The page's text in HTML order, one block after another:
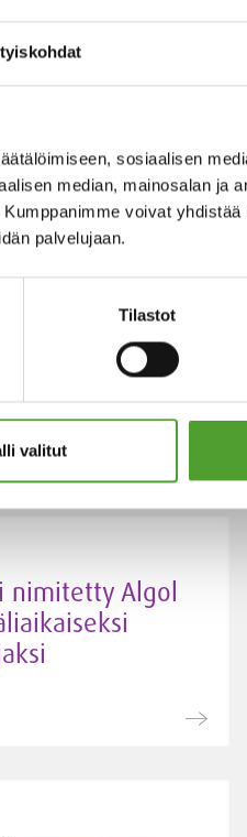
sosiaalisen
median, mainosalan ja
voivat
palvelujaan.
Tilastot
valitut
kasvattamassa
täyteaineet ovat
nimitetty Algol